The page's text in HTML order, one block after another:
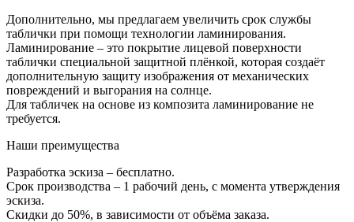
Дополнительно, мы предлагаем увеличить срок службы
таблички при помощи технологии ламинирования.
Ламинирование – это покрытие лицевой поверхности
таблички специальной защитной плёнкой, которая создаёт
дополнительную защиту изображения от механических
повреждений и выгорания на солнце.
Для табличек на основе из композита ламинирование не
требуется.
Наши преимущества
Разработка эскиза – бесплатно.
Срок производства – 1 рабочий день, с момента утверждения
эскиза.
Скидки до 50%, в зависимости от объёма заказа.